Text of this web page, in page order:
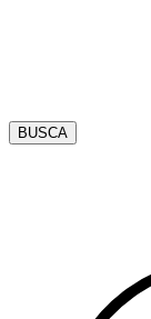
BUSCA